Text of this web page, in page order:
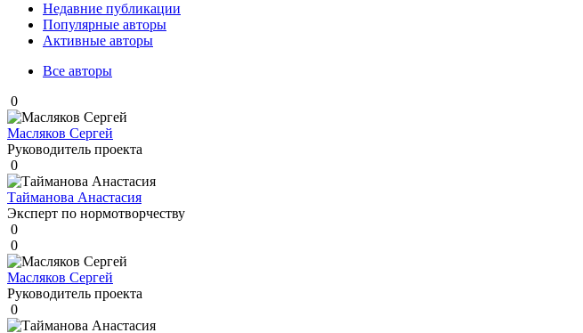
Недавние публикации
Популярные авторы
Активные авторы
Все авторы
0
Масляков Сергей
Руководитель проекта
0
Тайманова Анастасия
Эксперт по нормотворчеству
0
0
Масляков Сергей
Руководитель проекта
0